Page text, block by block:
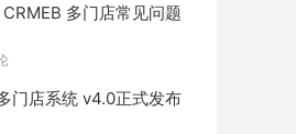
CRMEB 多门店常见问题
门店系统 v4.0正式发布